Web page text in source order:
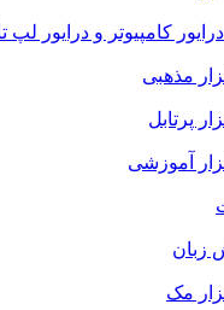
درایور کامپیوتر و درایور لپ
مذهبی
پرتابل
آموزشی
زبان
مک